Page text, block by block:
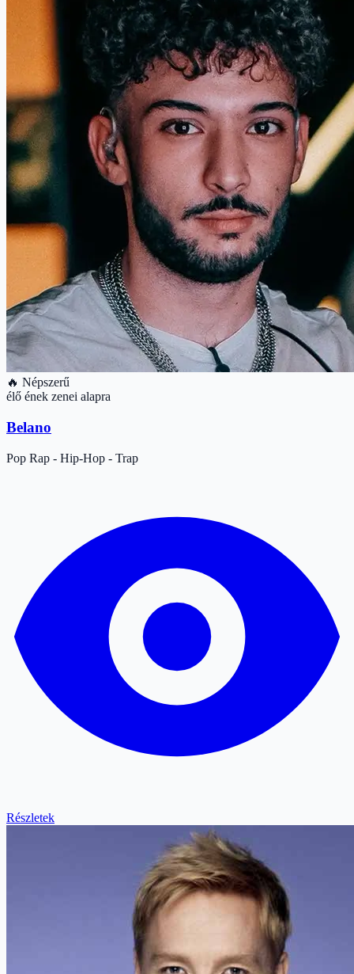
🔥 Népszerű
élő ének zenei alapra
Belano
Pop Rap - Hip-Hop - Trap
Részletek